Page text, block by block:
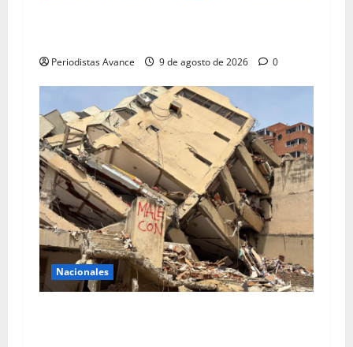
Periodistas Avance 9 de agosto de 2026 0
Nacionales